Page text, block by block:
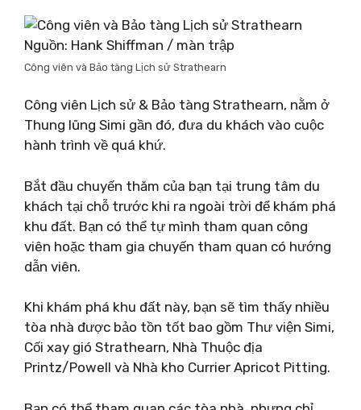
Nguồn: Hank Shiffman / màn trập
Công viên và Bảo tàng Lịch sử Strathearn
Công viên Lịch sử & Bảo tàng Strathearn, nằm ở
Thung lũng Simi gần đó, đưa du khách vào cuộc
hành trình về quá khứ.
Bắt đầu chuyến thăm của bạn tại trung tâm du
khách tại chỗ trước khi ra ngoài trời để khám phá
khu đất. Bạn có thể tự mình tham quan công
viên hoặc tham gia chuyến tham quan có hướng
dẫn viên.
Khi khám phá khu đất này, bạn sẽ tìm thấy nhiều
tòa nhà được bảo tồn tốt bao gồm Thư viện Simi,
Cối xay gió Strathearn, Nhà Thuộc địa
Printz/Powell và Nhà kho Currier Apricot Pitting.